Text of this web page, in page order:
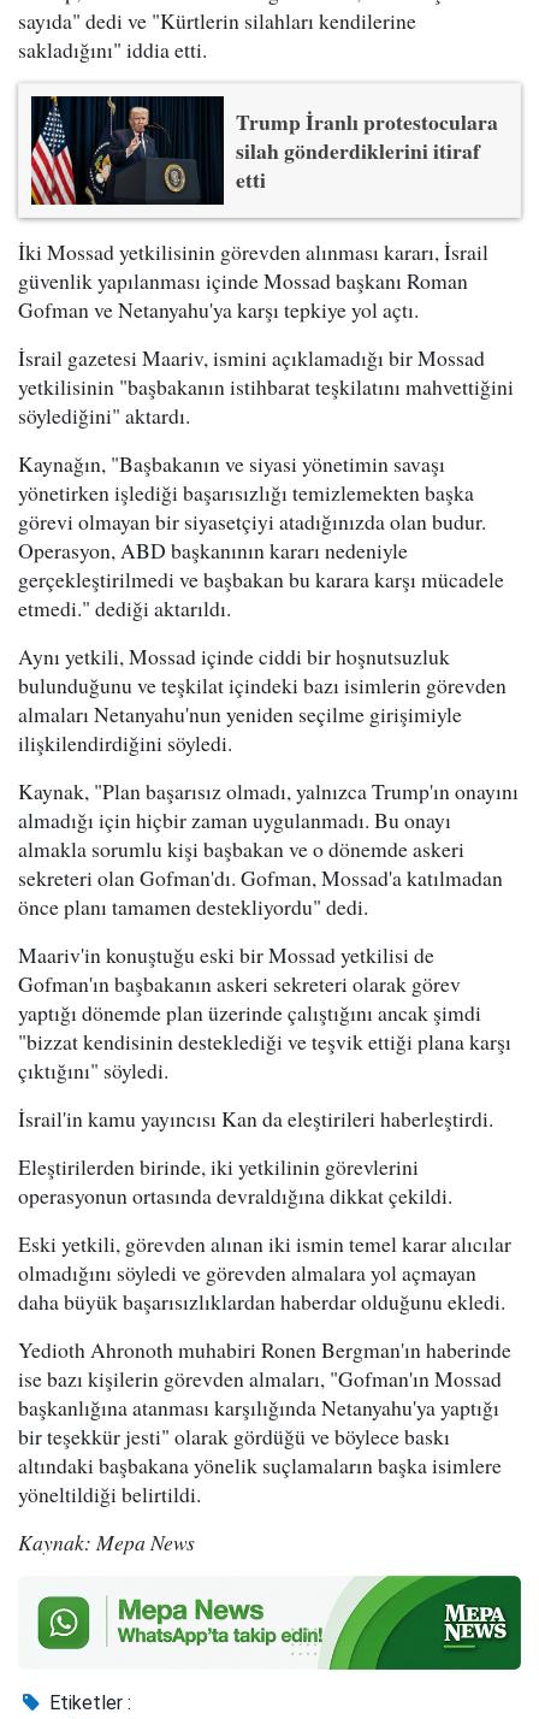
sayıda" dedi ve "Kürtlerin silahları kendilerine
sakladığını" iddia etti.
Trump İranlı protestoculara
silah gönderdiklerini itiraf
etti
İki Mossad yetkilisinin görevden alınması kararı, İsrail
güvenlik yapılanması içinde Mossad başkanı Roman
Gofman ve Netanyahu'ya karşı tepkiye yol açtı.
İsrail gazetesi Maariv, ismini açıklamadığı bir Mossad
yetkilisinin "başbakanın istihbarat teşkilatını mahvettiğini
söylediğini" aktardı.
Kaynağın, "Başbakanın ve siyasi yönetimin savaşı
yönetirken işlediği başarısızlığı temizlemekten başka
görevi olmayan bir siyasetçiyi atadığınızda olan budur.
Operasyon, ABD başkanının kararı nedeniyle
gerçekleştirilmedi ve başbakan bu karara karşı mücadele
etmedi." dediği aktarıldı.
Aynı yetkili, Mossad içinde ciddi bir hoşnutsuzluk
bulunduğunu ve teşkilat içindeki bazı isimlerin görevden
almaları Netanyahu'nun yeniden seçilme girişimiyle
ilişkilendirdiğini söyledi.
Kaynak, "Plan başarısız olmadı, yalnızca Trump'ın onayını
almadığı için hiçbir zaman uygulanmadı. Bu onayı
almakla sorumlu kişi başbakan ve o dönemde askeri
sekreteri olan Gofman'dı. Gofman, Mossad'a katılmadan
önce planı tamamen destekliyordu" dedi.
Maariv'in konuştuğu eski bir Mossad yetkilisi de
Gofman'ın başbakanın askeri sekreteri olarak görev
yaptığı dönemde plan üzerinde çalıştığını ancak şimdi
"bizzat kendisinin desteklediği ve teşvik ettiği plana karşı
çıktığını" söyledi.
İsrail'in kamu yayıncısı Kan da eleştirileri haberleştirdi.
Eleştirilerden birinde, iki yetkilinin görevlerini
operasyonun ortasında devraldığına dikkat çekildi.
Eski yetkili, görevden alınan iki ismin temel karar alıcılar
olmadığını söyledi ve görevden almalara yol açmayan
daha büyük başarısızlıklardan haberdar olduğunu ekledi.
Yedioth Ahronoth muhabiri Ronen Bergman'ın haberinde
ise bazı kişilerin görevden almaları, "Gofman'ın Mossad
başkanlığına atanması karşılığında Netanyahu'ya yaptığı
bir teşekkür jesti" olarak gördüğü ve böylece baskı
altındaki başbakana yönelik suçlamaların başka isimlere
yöneltildiği belirtildi.
Kaynak: Mepa News
Etiketler :